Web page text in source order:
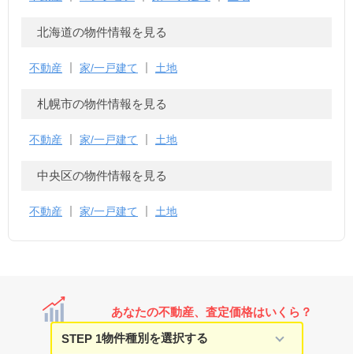
北海道の物件情報を見る
不動産 家/一戸建て 土地
札幌市の物件情報を見る
不動産 家/一戸建て 土地
中央区の物件情報を見る
不動産 家/一戸建て 土地
あなたの不動産、査定価格はいくら？
STEP 1